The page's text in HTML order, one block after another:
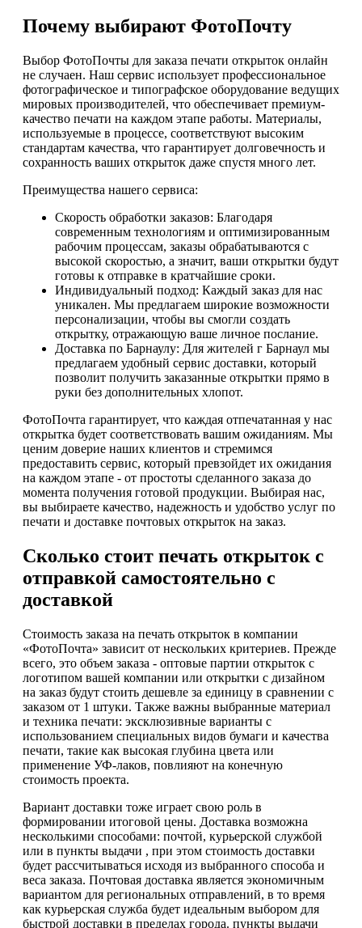
Почему выбирают ФотоПочту
Выбор ФотоПочты для заказа печати открыток онлайн
не случаен. Наш сервис использует профессиональное
фотографическое и типографское оборудование ведущих
мировых производителей, что обеспечивает премиум-
качество печати на каждом этапе работы. Материалы,
используемые в процессе, соответствуют высоким
стандартам качества, что гарантирует долговечность и
сохранность ваших открыток даже спустя много лет.
Преимущества нашего сервиса:
Скорость обработки заказов: Благодаря
современным технологиям и оптимизированным
рабочим процессам, заказы обрабатываются с
высокой скоростью, а значит, ваши открытки будут
готовы к отправке в кратчайшие сроки.
Индивидуальный подход: Каждый заказ для нас
уникален. Мы предлагаем широкие возможности
персонализации, чтобы вы смогли создать
открытку, отражающую ваше личное послание.
Доставка по Барнаулу: Для жителей г Барнаул мы
предлагаем удобный сервис доставки, который
позволит получить заказанные открытки прямо в
руки без дополнительных хлопот.
ФотоПочта гарантирует, что каждая отпечатанная у нас
открытка будет соответствовать вашим ожиданиям. Мы
ценим доверие наших клиентов и стремимся
предоставить сервис, который превзойдет их ожидания
на каждом этапе - от простоты сделанного заказа до
момента получения готовой продукции. Выбирая нас,
вы выбираете качество, надежность и удобство услуг по
печати и доставке почтовых открыток на заказ.
Сколько стоит печать открыток с
отправкой самостоятельно с
доставкой
Стоимость заказа на печать открыток в компании
«ФотоПочта» зависит от нескольких критериев. Прежде
всего, это объем заказа - оптовые партии открыток с
логотипом вашей компании или открытки с дизайном
на заказ будут стоить дешевле за единицу в сравнении с
заказом от 1 штуки. Также важны выбранные материал
и техника печати: эксклюзивные варианты с
использованием специальных видов бумаги и качества
печати, такие как высокая глубина цвета или
применение УФ-лаков, повлияют на конечную
стоимость проекта.
Вариант доставки тоже играет свою роль в
формировании итоговой цены. Доставка возможна
несколькими способами: почтой, курьерской службой
или в пункты выдачи , при этом стоимость доставки
будет рассчитываться исходя из выбранного способа и
веса заказа. Почтовая доставка является экономичным
вариантом для региональных отправлений, в то время
как курьерская служба будет идеальным выбором для
быстрой доставки в пределах города. пункты выдачи